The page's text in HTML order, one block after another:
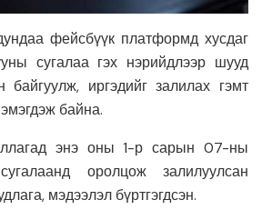
фейсбүүк платформд хусдаг
сугалаа гэх нэрийдлээр шууд
байгуулж, иргэдийг залилах гэмт
байна.
энэ оны 1-р сарын 07-ны
оролцож залилуулсан
мэдээлэл бүртгэгдсэн.